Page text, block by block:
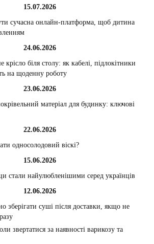
15.07.2026
сучасна онлайн-платформа, щоб дитина
24.06.2026
крісло біля столу: як кабелі, підлокітники
на щоденну роботу
23.06.2026
матеріал для будинку: ключові
22.06.2026
односолодовий віскі?
15.06.2026
стали найулюбленішими серед українців
12.06.2026
зберігати суші після доставки, якщо не
звертатися за наявності варикозу та